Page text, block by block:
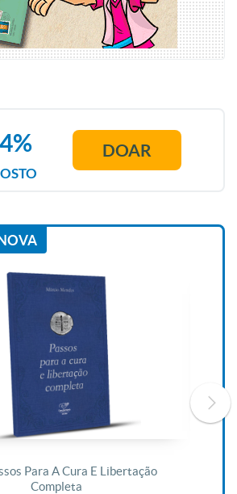
DOAR
Para A Cura E Libertação
Completa